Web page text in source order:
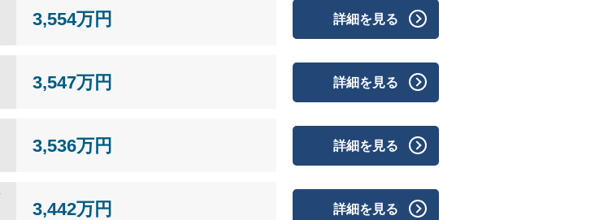
3,554万円 詳細を見る
3,547万円 詳細を見る
3,536万円 詳細を見る
3,442万円 詳細を見る